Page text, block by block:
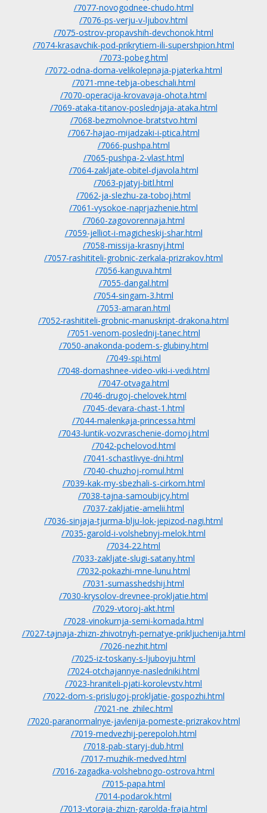
/7077-novogodnee-chudo.html
/7076-ps-verju-v-ljubov.html
/7075-ostrov-propavshih-devchonok.html
/7074-krasavchik-pod-prikrytiem-ili-supershpion.html
/7073-pobeg.html
/7072-odna-doma-velikolepnaja-pjaterka.html
/7071-mne-tebja-obeschali.html
/7070-operacija-krovavaja-ohota.html
/7069-ataka-titanov-poslednjaja-ataka.html
/7068-bezmolvnoe-bratstvo.html
/7067-hajao-mijadzaki-i-ptica.html
/7066-pushpa.html
/7065-pushpa-2-vlast.html
/7064-zakljate-obitel-djavola.html
/7063-pjatyj-bitl.html
/7062-ja-slezhu-za-toboj.html
/7061-vysokoe-naprjazhenie.html
/7060-zagovorennaja.html
/7059-jelliot-i-magicheskij-shar.html
/7058-missija-krasnyj.html
/7057-rashititeli-grobnic-zerkala-prizrakov.html
/7056-kanguva.html
/7055-dangal.html
/7054-singam-3.html
/7053-amaran.html
/7052-rashititeli-grobnic-manuskript-drakona.html
/7051-venom-poslednij-tanec.html
/7050-anakonda-podem-s-glubiny.html
/7049-spi.html
/7048-domashnee-video-viki-i-vedi.html
/7047-otvaga.html
/7046-drugoj-chelovek.html
/7045-devara-chast-1.html
/7044-malenkaja-princessa.html
/7043-luntik-vozvraschenie-domoj.html
/7042-pchelovod.html
/7041-schastlivye-dni.html
/7040-chuzhoj-romul.html
/7039-kak-my-sbezhali-s-cirkom.html
/7038-tajna-samoubijcy.html
/7037-zakljatie-amelii.html
/7036-sinjaja-tjurma-blju-lok-jepizod-nagi.html
/7035-garold-i-volshebnyj-melok.html
/7034-22.html
/7033-zakljate-slugi-satany.html
/7032-pokazhi-mne-lunu.html
/7031-sumasshedshij.html
/7030-krysolov-drevnee-prokljatie.html
/7029-vtoroj-akt.html
/7028-vinokurnja-semi-komada.html
/7027-tajnaja-zhizn-zhivotnyh-pernatye-prikljuchenija.html
/7026-nezhit.html
/7025-iz-toskany-s-ljubovju.html
/7024-otchajannye-nasledniki.html
/7023-hraniteli-pjati-korolevstv.html
/7022-dom-s-prislugoj-prokljatie-gospozhi.html
/7021-ne_zhilec.html
/7020-paranormalnye-javlenija-pomeste-prizrakov.html
/7019-medvezhij-perepoloh.html
/7018-pab-staryj-dub.html
/7017-muzhik-medved.html
/7016-zagadka-volshebnogo-ostrova.html
/7015-papa.html
/7014-podarok.html
/7013-vtoraja-zhizn-garolda-fraja.html